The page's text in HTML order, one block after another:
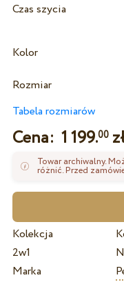
Czas szycia
Kolor
Rozmiar
Tabela rozmiarów
Cena: 1 199.00
Towar archiwalny.
różnić. Przed
Kolekcja
2w1
Marka